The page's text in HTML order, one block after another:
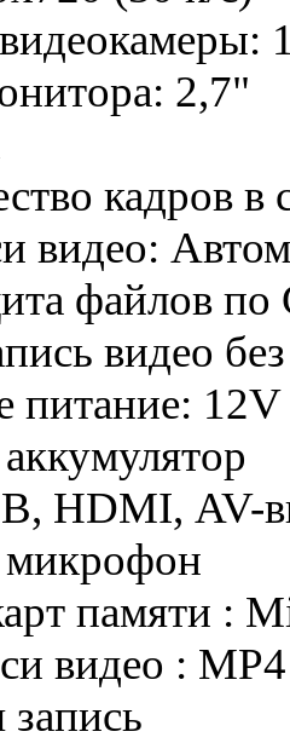
2,7"
кадров в
видео:
файлов по
видео
питание: 12V
HDMI, AV-
памяти :
видео : MP4